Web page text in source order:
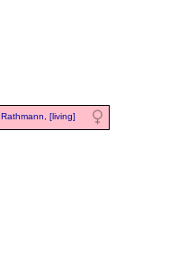
Rathmann, [living]